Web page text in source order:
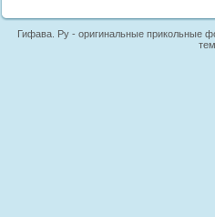
Гифава. Ру - оригинальные прикольные